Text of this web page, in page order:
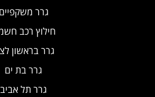
גרר משקפיים
חילוץ רכב
גרר בראשון
גרר בת ים
גרר תל אביב